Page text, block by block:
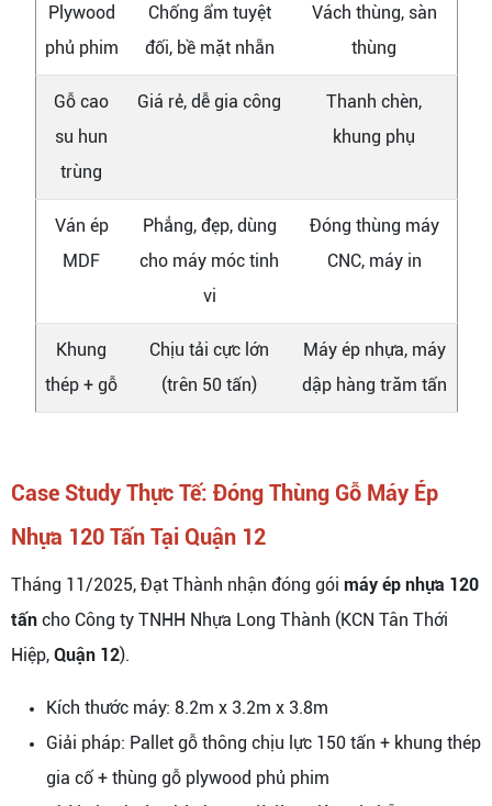
Plywood
phủ phim
Chống ẩm tuyệt
đối, bề mặt nhẵn
Vách thùng, sàn
thùng
Gỗ cao
su hun
trùng
Giá rẻ, dễ gia công
Thanh chèn,
khung phụ
Ván ép
MDF
Phẳng, đẹp, dùng
cho máy móc tinh
vi
Đóng thùng máy
CNC, máy in
Khung
thép + gỗ
Chịu tải cực lớn
(trên 50 tấn)
Máy ép nhựa, máy
dập hàng trăm tấn
Case Study Thực Tế: Đóng Thùng Gỗ Máy Ép
Nhựa 120 Tấn Tại Quận 12
Tháng 11/2025, Đạt Thành nhận đóng gói máy ép nhựa 120
tấn cho Công ty TNHH Nhựa Long Thành (KCN Tân Thới
Hiệp, Quận 12).
Kích thước máy: 8.2m x 3.2m x 3.8m
Giải pháp: Pallet gỗ thông chịu lực 150 tấn + khung thép
gia cố + thùng gỗ plywood phủ phim